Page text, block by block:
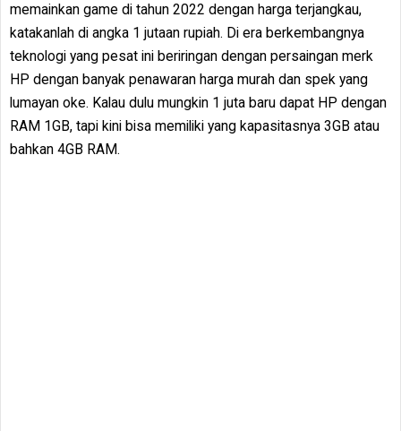
memainkan game di tahun 2022 dengan harga terjangkau,
katakanlah di angka 1 jutaan rupiah. Di era berkembangnya
teknologi yang pesat ini beriringan dengan persaingan merk
HP dengan banyak penawaran harga murah dan spek yang
lumayan oke. Kalau dulu mungkin 1 juta baru dapat HP dengan
RAM 1GB, tapi kini bisa memiliki yang kapasitasnya 3GB atau
bahkan 4GB RAM.